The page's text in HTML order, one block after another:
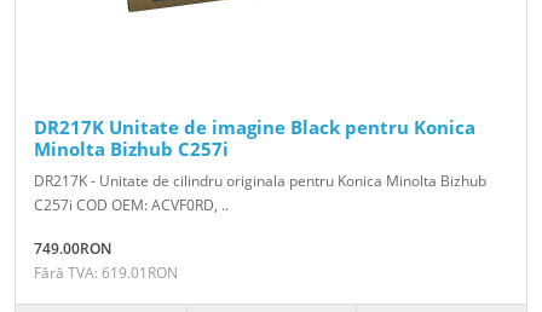
DR217K Unitate de imagine Black pentru Konica
Minolta Bizhub C257i
DR217K - Unitate de cilindru originala pentru Konica Minolta Bizhub
C257i COD OEM: ACVF0RD, ..
749.00RON
Fără TVA: 619.01RON